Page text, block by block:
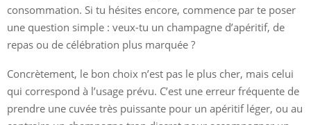
consommation. Si tu hésites encore, commence par te poser
une question simple : veux-tu un champagne d’apéritif, de
repas ou de célébration plus marquée ?
Concrètement, le bon choix n’est pas le plus cher, mais celui
qui correspond à l’usage prévu. C’est une erreur fréquente de
prendre une cuvée très puissante pour un apéritif léger, ou au